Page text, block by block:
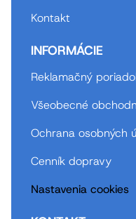
Kontakt
INFORMÁCIE
Reklamačný
Všeobecné
Ochrana osobných
Cenník dopravy
Nastavenia cookies